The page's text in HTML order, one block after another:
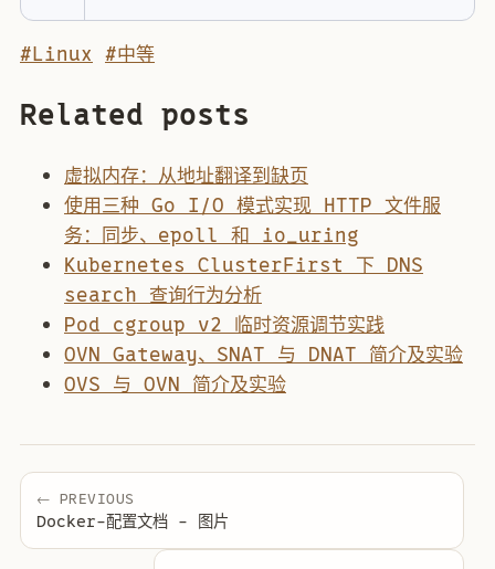
#Linux #中等
Related posts
虚拟内存：从地址翻译到缺页
使用三种 Go I/O 模式实现 HTTP 文件服
务：同步、epoll 和 io_uring
Kubernetes ClusterFirst 下 DNS
search 查询行为分析
Pod cgroup v2 临时资源调节实践
OVN Gateway、SNAT 与 DNAT 简介及实验
OVS 与 OVN 简介及实验
← PREVIOUS
Docker-配置文档 - 图片